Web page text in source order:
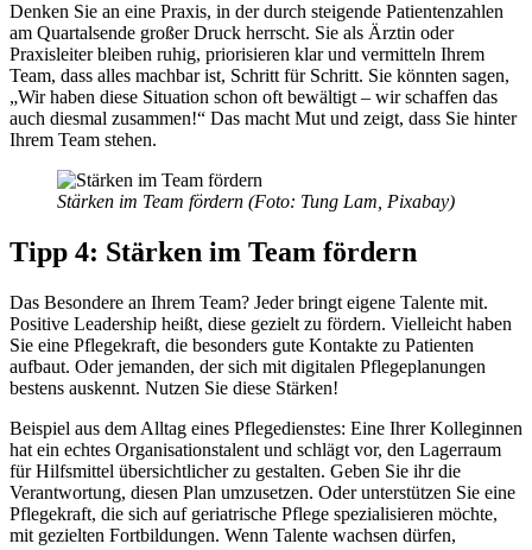
Denken Sie an eine Praxis, in der durch steigende Patientenzahlen
am Quartalsende großer Druck herrscht. Sie als Ärztin oder
Praxisleiter bleiben ruhig, priorisieren klar und vermitteln Ihrem
Team, dass alles machbar ist, Schritt für Schritt. Sie könnten sagen,
„Wir haben diese Situation schon oft bewältigt – wir schaffen das
auch diesmal zusammen!“ Das macht Mut und zeigt, dass Sie hinter
Ihrem Team stehen.
Stärken im Team fördern (Foto: Tung Lam, Pixabay)
Tipp 4: Stärken im Team fördern
Das Besondere an Ihrem Team? Jeder bringt eigene Talente mit.
Positive Leadership heißt, diese gezielt zu fördern. Vielleicht haben
Sie eine Pflegekraft, die besonders gute Kontakte zu Patienten
aufbaut. Oder jemanden, der sich mit digitalen Pflegeplanungen
bestens auskennt. Nutzen Sie diese Stärken!
Beispiel aus dem Alltag eines Pflegedienstes: Eine Ihrer Kolleginnen
hat ein echtes Organisationstalent und schlägt vor, den Lagerraum
für Hilfsmittel übersichtlicher zu gestalten. Geben Sie ihr die
Verantwortung, diesen Plan umzusetzen. Oder unterstützen Sie eine
Pflegekraft, die sich auf geriatrische Pflege spezialisieren möchte,
mit gezielten Fortbildungen. Wenn Talente wachsen dürfen,